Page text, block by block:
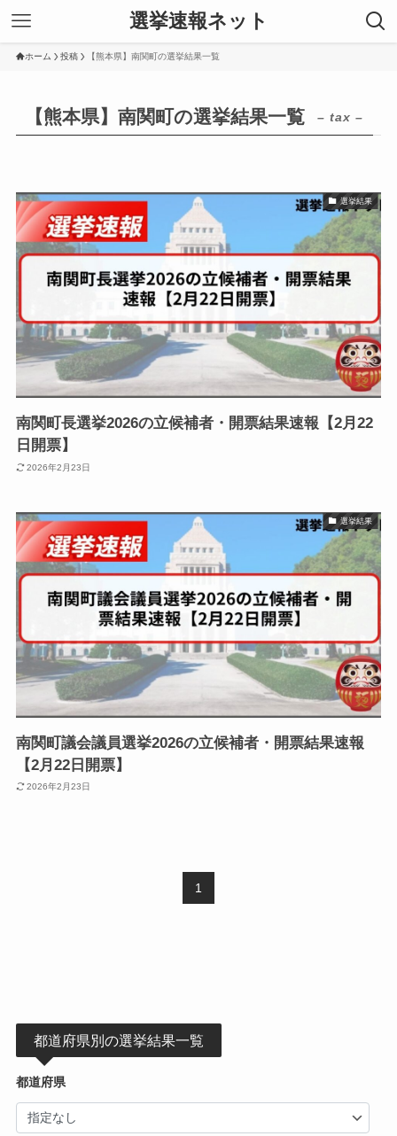
選挙速報ネット
ホーム 投稿 【熊本県】南関町の選挙結果一覧
【熊本県】南関町の選挙結果一覧 – tax –
選挙結果
南関町長選挙2026の立候補者・開票結果速報【2月22
日開票】
2026年2月23日
選挙結果
南関町議会議員選挙2026の立候補者・開票結果速報
【2月22日開票】
2026年2月23日
1
都道府県別の選挙結果一覧
都道府県